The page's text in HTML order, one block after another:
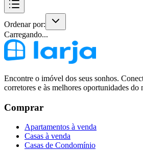
Ordenar por:
Carregando...
Encontre o imóvel dos seus sonhos.
corretores e às melhores oportunidades
Comprar
Apartamentos à venda
Casas à venda
Casas de Condomínio